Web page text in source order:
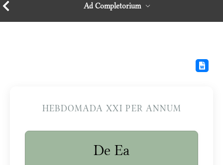
Ad Completorium
HEBDOMADA XXI PER ANNUM
De Ea